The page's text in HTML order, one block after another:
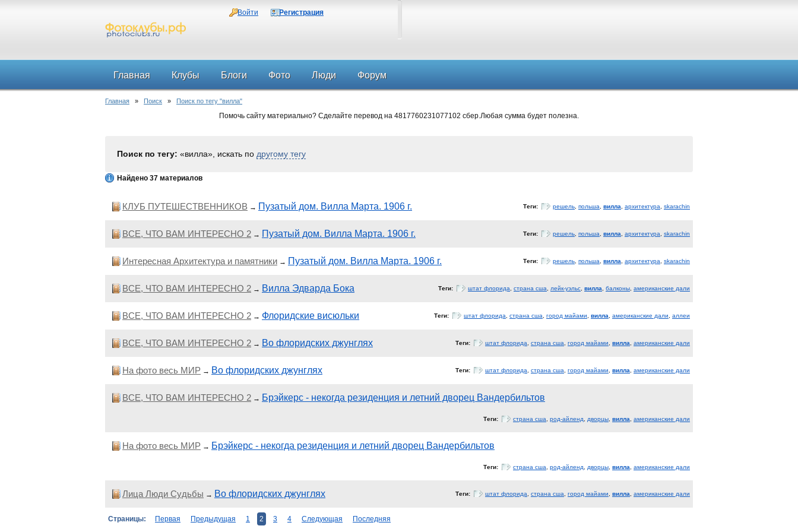
Войти Регистрация
Главная Клубы Блоги Фото Люди Форум
Главная » Поиск » Поиск по тегу "вилла"
Помочь сайту материально? Сделайте перевод на 4817760231077102 сбер.Любая сумма будет полезна.
Поиск по тегу: «вилла», искать по другому тегу
Найдено 37 материалов
КЛУБ ПУТЕШЕСТВЕННИКОВ → Пузатый дом. Вилла Марта. 1906 г. Теги: решель польша вилла архитектура skarachin
ВСЕ, ЧТО ВАМ ИНТЕРЕСНО 2 → Пузатый дом. Вилла Марта. 1906 г. Теги: решель польша вилла архитектура skarachin
Интересная Архитектура и памятники → Пузатый дом. Вилла Марта. 1906 г. Теги: решель польша вилла архитектура skarachin
ВСЕ, ЧТО ВАМ ИНТЕРЕСНО 2 → Вилла Эдварда Бока Теги: штат флорида страна сша лейк-уэльс вилла балконы американские дали
ВСЕ, ЧТО ВАМ ИНТЕРЕСНО 2 → Флоридские висюльки Теги: штат флорида страна сша город майами вилла американские дали аллеи
ВСЕ, ЧТО ВАМ ИНТЕРЕСНО 2 → Во флоридских джунглях Теги: штат флорида страна сша город майами вилла американские дали
На фото весь МИР → Во флоридских джунглях Теги: штат флорида страна сша город майами вилла американские дали
ВСЕ, ЧТО ВАМ ИНТЕРЕСНО 2 → Брэйкерс - некогда резиденция и летний дворец Вандербильтов
Теги: страна сша род-айленд дворцы вилла американские дали
На фото весь МИР → Брэйкерс - некогда резиденция и летний дворец Вандербильтов
Теги: страна сша род-айленд дворцы вилла американские дали
Лица Люди Судьбы → Во флоридских джунглях Теги: штат флорида страна сша город майами вилла американские дали
Страницы: Первая Предыдущая 1 2 3 4 Следующая Последняя